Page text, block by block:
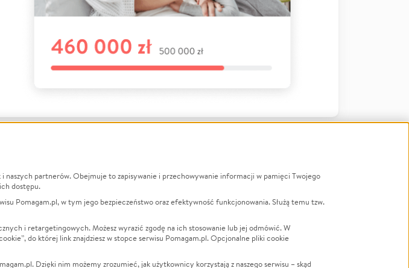
Zbieraj na
Leczenie
Zwierzęta
Pożar
LGBTQ+
Powódź
Wichura
naszych partnerów. Obejmuje to zapisywanie i przechowywanie informacji w pamięci Twojego
dostępu.
Pomagam.pl, w tym jego bezpieczeństwo oraz efektywność funkcjonowania. Służą temu tzw.
i retargetingowych. Możesz wyrazić zgodę na ich stosowanie lub jej odmówić. W
do której link znajdziesz w stopce serwisu Pomagam.pl. Opcjonalne pliki cookie
Dzięki nim możemy zrozumieć, jak użytkownicy korzystają z naszego serwisu – skąd